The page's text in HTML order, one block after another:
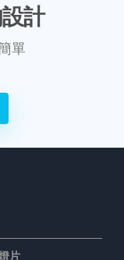
計
單
片